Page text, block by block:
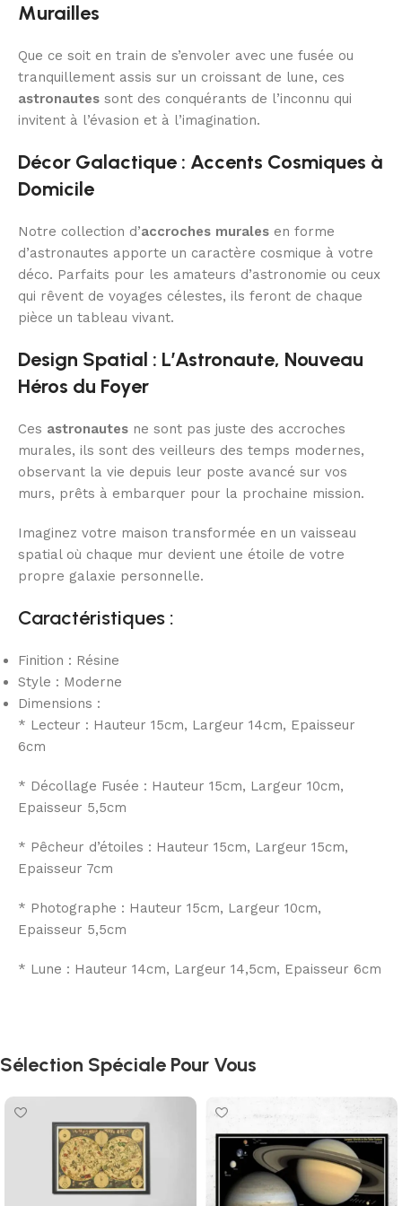
Murailles
Que ce soit en train de s’envoler avec une fusée ou
tranquillement assis sur un croissant de lune, ces
astronautes sont des conquérants de l’inconnu qui
invitent à l’évasion et à l’imagination.
Décor Galactique : Accents Cosmiques à
Domicile
Notre collection d’accroches murales en forme
d’astronautes apporte un caractère cosmique à votre
déco. Parfaits pour les amateurs d’astronomie ou ceux
qui rêvent de voyages célestes, ils feront de chaque
pièce un tableau vivant.
Design Spatial : L’Astronaute, Nouveau
Héros du Foyer
Ces astronautes ne sont pas juste des accroches
murales, ils sont des veilleurs des temps modernes,
observant la vie depuis leur poste avancé sur vos
murs, prêts à embarquer pour la prochaine mission.
Imaginez votre maison transformée en un vaisseau
spatial où chaque mur devient une étoile de votre
propre galaxie personnelle.
Caractéristiques :
Finition : Résine
Style : Moderne
Dimensions :
* Lecteur : Hauteur 15cm, Largeur 14cm, Epaisseur
6cm
* Décollage Fusée : Hauteur 15cm, Largeur 10cm,
Epaisseur 5,5cm
* Pêcheur d’étoiles : Hauteur 15cm, Largeur 15cm,
Epaisseur 7cm
* Photographe : Hauteur 15cm, Largeur 10cm,
Epaisseur 5,5cm
* Lune : Hauteur 14cm, Largeur 14,5cm, Epaisseur 6cm
Sélection Spéciale Pour Vous